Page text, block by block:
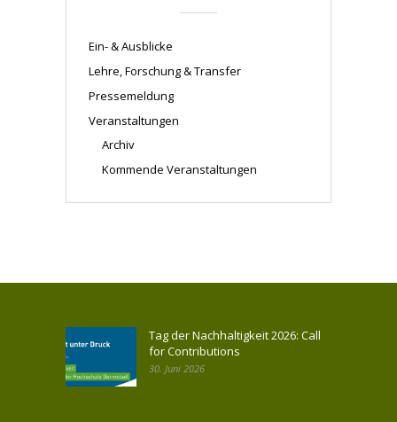
Ein- & Ausblicke
Lehre, Forschung & Transfer
Pressemeldung
Veranstaltungen
Archiv
Kommende Veranstaltungen
Tag der Nachhaltigkeit 2026: Call
for Contributions
30. Juni 2026